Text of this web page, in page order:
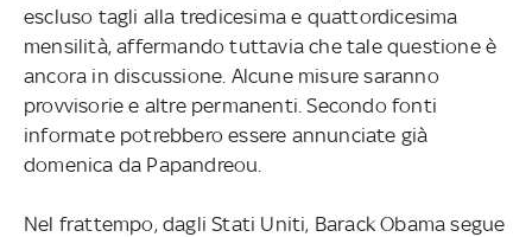
escluso tagli alla tredicesima e quattordicesima
mensilità, affermando tuttavia che tale questione è
ancora in discussione. Alcune misure saranno
provvisorie e altre permanenti. Secondo fonti
informate potrebbero essere annunciate già
domenica da Papandreou.
Nel frattempo, dagli Stati Uniti, Barack Obama segue